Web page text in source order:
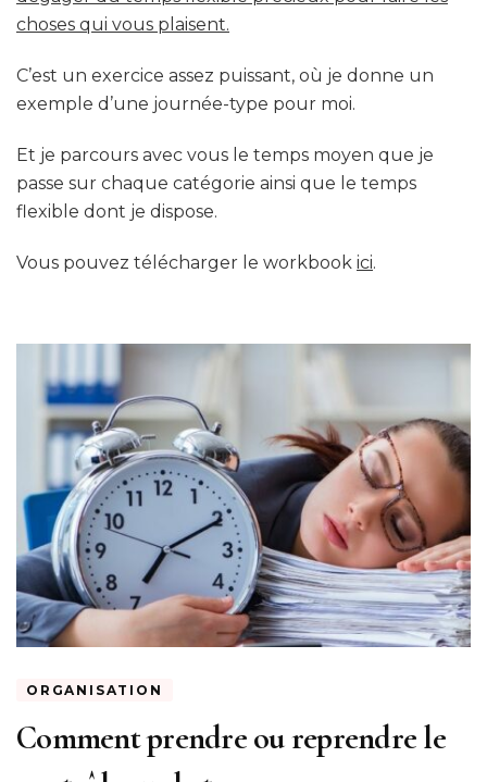
choses qui vous plaisent.
C’est un exercice assez puissant, où je donne un
exemple d’une journée-type pour moi.
Et je parcours avec vous le temps moyen que je
passe sur chaque catégorie ainsi que le temps
flexible dont je dispose.
Vous pouvez télécharger le workbook ici.
ORGANISATION
Comment prendre ou reprendre le